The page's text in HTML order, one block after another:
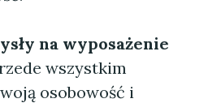
na wyposażenie
wszystkim
osobowość i